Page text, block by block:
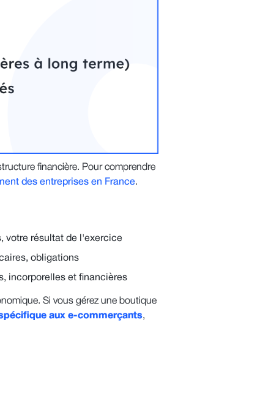
financière. Pour comprendre
des entreprises en France.
votre résultat de l'exercice
obligations
incorporelles et financières
Si vous gérez une boutique
aux e-commerçants,